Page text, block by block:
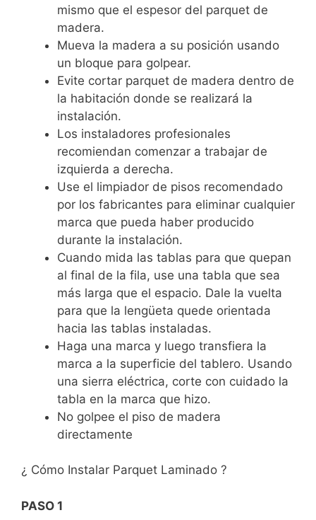
mismo que el espesor del parquet de
madera.
Mueva la madera a su posición usando
un bloque para golpear.
Evite cortar parquet de madera dentro de
la habitación donde se realizará la
instalación.
Los instaladores profesionales
recomiendan comenzar a trabajar de
izquierda a derecha.
Use el limpiador de pisos recomendado
por los fabricantes para eliminar cualquier
marca que pueda haber producido
durante la instalación.
Cuando mida las tablas para que quepan
al final de la fila, use una tabla que sea
más larga que el espacio. Dale la vuelta
para que la lengüeta quede orientada
hacia las tablas instaladas.
Haga una marca y luego transfiera la
marca a la superficie del tablero. Usando
una sierra eléctrica, corte con cuidado la
tabla en la marca que hizo.
No golpee el piso de madera
directamente
¿ Cómo Instalar Parquet Laminado ?
PASO 1